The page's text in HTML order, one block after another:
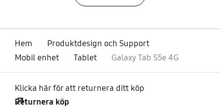
Hem
Produktdesign och Support
Mobil enhet
Tablet Galaxy Tab S5e 4G
Klicka här för att returnera ditt köp
Returnera köp